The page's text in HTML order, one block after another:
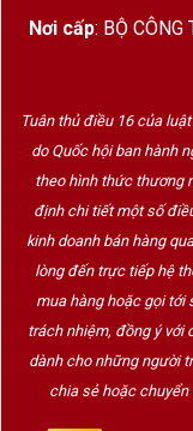
Nơi cấp: BỘ CÔNG
Tuân thủ điều 16 của
do Quốc hội ban hành
theo hình thức thương
định chi tiết một số
kinh doanh bán hàng
lòng đến trực tiếp hệ
mua hàng hoặc gọi tới
trách nhiệm, đồng ý với
dành cho những người
chia sẻ hoặc